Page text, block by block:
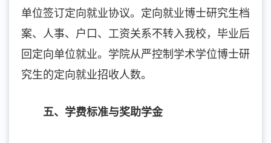
单位签订定向就业协议。定向就业博士研究生档
案、人事、户口、工资关系不转入我校，毕业后
回定向单位就业。学院从严控制学术学位博士研
究生的定向就业招收人数。
五、学费标准与奖助学金